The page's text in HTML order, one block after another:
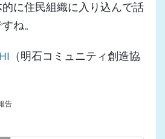
に住民組織に入り込んで話
ね。
（明石コミュニティ創造協
告